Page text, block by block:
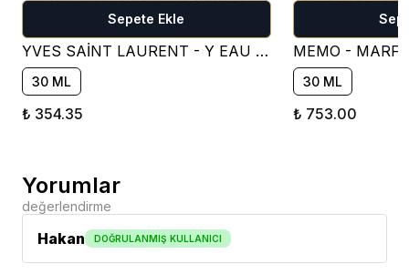
Sepete Ekle
YVES SAİNT LAURENT - Y EAU DE PARFUM PARFÜM ESANSI ( TATLI )
30 ML
₺ 354.35
30 ML
₺ 753.00
Yorumlar
değerlendirme
Hakan DOĞRULANMIŞ KULLANICI